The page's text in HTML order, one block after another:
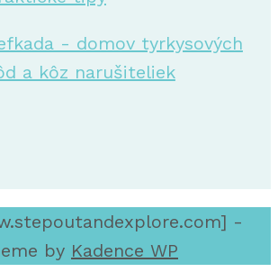
- domov tyrkysových
a kôz narušiteliek
-
by Kadence WP